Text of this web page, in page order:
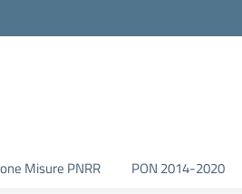
Misure PNRR PON 2014-2020